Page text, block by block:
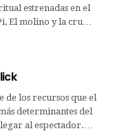
estrenadas en el
El molino y la cru…
de los recursos que el
determinantes del
al espectador.…